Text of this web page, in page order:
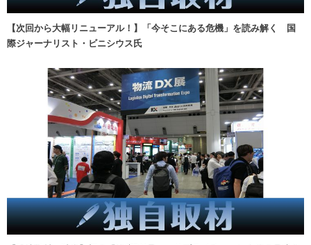
【次回から大幅リニューアル！】「今そこにある危機」を読み解く 国
際ジャーナリスト・ビニシウス氏